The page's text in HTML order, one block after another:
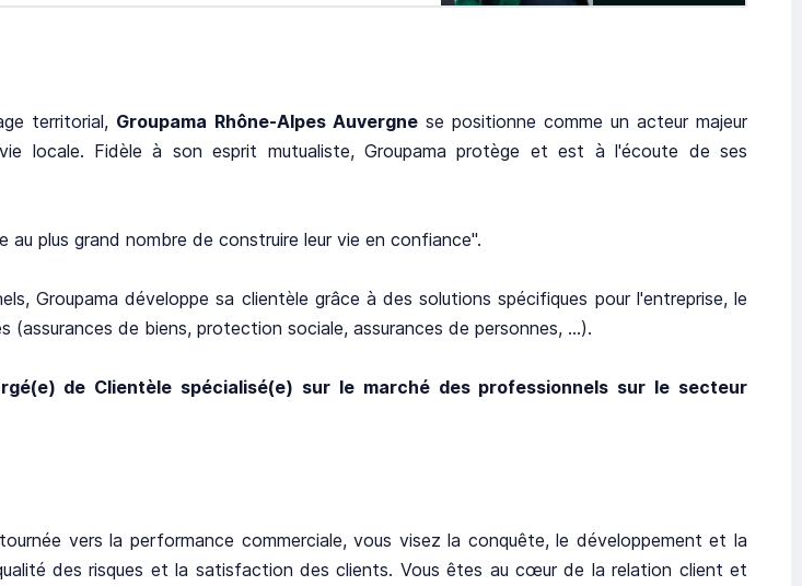
territorial, Groupama Rhône-Alpes Auvergnese positionne comme un acteur majeur
locale. Fidèle à son esprit mutualiste, Groupama protège et est à l'écoute de ses
plus grand nombre de construire leur vie en confiance".
Groupama développe sa clientèle grâce à des solutions spécifiques pour l'entreprise, le
(assurances de biens, protection sociale, assurances de personnes, …).
de Clientèle spécialisé(e) sur le marché des professionnels sur le secteur
vers la performance commerciale, vous visez la conquête, le développement et la
des risques et la satisfaction des clients. Vous êtes au cœur de la relation client et